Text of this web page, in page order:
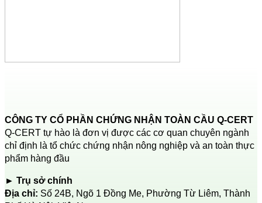
CÔNG TY CỔ PHẦN CHỨNG NHẬN TOÀN CẦU Q-CERT
Q-CERT tự hào là đơn vị được các cơ quan chuyên ngành
chỉ định là tổ chức chứng nhận nông nghiệp và an toàn thực
phẩm hàng đầu
► Trụ sở chính
Địa chỉ: Số 24B, Ngõ 1 Đồng Me, Phường Từ Liêm, Thành